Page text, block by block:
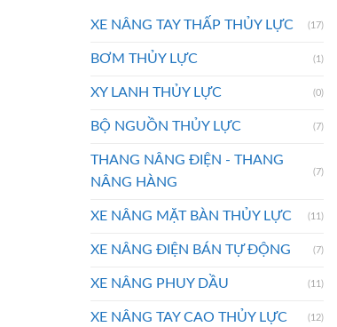
XE NÂNG TAY THẤP THỦY LỰC (17)
BƠM THỦY LỰC (1)
XY LANH THỦY LỰC (0)
BỘ NGUỒN THỦY LỰC (7)
THANG NÂNG ĐIỆN - THANG
NÂNG HÀNG
(7)
XE NÂNG MẶT BÀN THỦY LỰC (11)
XE NÂNG ĐIỆN BÁN TỰ ĐỘNG (7)
XE NÂNG PHUY DẦU (11)
XE NÂNG TAY CAO THỦY LỰC (12)